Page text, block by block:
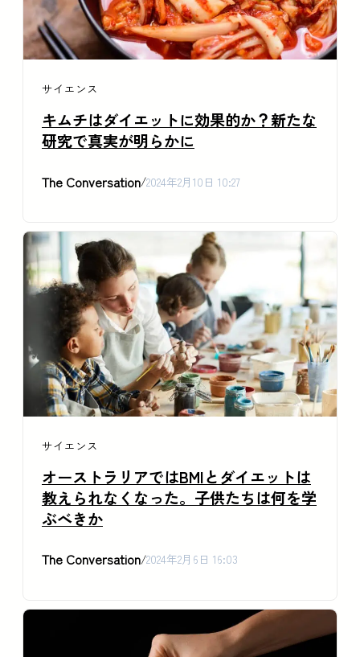
サイエンス
キムチはダイエットに効果的か？新たな
研究で真実が明らかに
The Conversation/2024年2月10日 10:27
サイエンス
オーストラリアではBMIとダイエットは
教えられなくなった。子供たちは何を学
ぶべきか
The Conversation/2024年2月6日 16:03